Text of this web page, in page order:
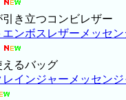
引き立つコンビレザー
エンボスレザーメッセ
えるバッグ
レインジャーメッセン